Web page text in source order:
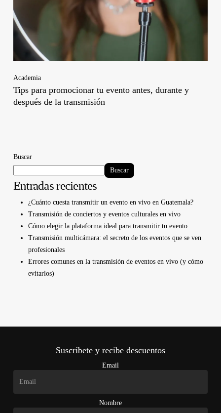
Academia
Tips para promocionar tu evento antes, durante y
después de la transmisión
Buscar
Buscar
Entradas recientes
¿Cuánto cuesta transmitir un evento en vivo en Guatemala?
Transmisión de conciertos y eventos culturales en vivo
Cómo elegir la plataforma ideal para transmitir tu evento
Transmisión multicámara: el secreto de los eventos que se ven
profesionales
Errores comunes en la transmisión de eventos en vivo (y cómo
evitarlos)
Suscríbete y recibe descuentos
Email
Nombre